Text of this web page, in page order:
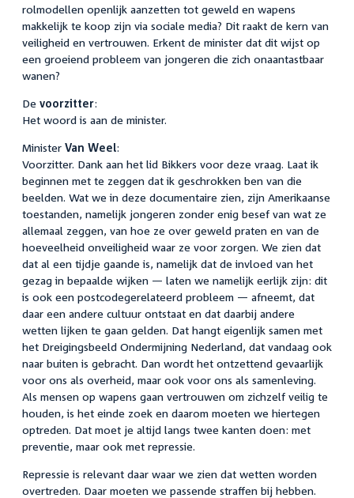
rolmodellen openlijk aanzetten tot geweld en wapens
makkelijk te koop zijn via sociale media? Dit raakt de kern van
veiligheid en vertrouwen. Erkent de minister dat dit wijst op
een groeiend probleem van jongeren die zich onaantastbaar
wanen?
De voorzitter:
Het woord is aan de minister.
Minister Van Weel:
Voorzitter. Dank aan het lid Bikkers voor deze vraag. Laat ik
beginnen met te zeggen dat ik geschrokken ben van die
beelden. Wat we in deze documentaire zien, zijn Amerikaanse
toestanden, namelijk jongeren zonder enig besef van wat ze
allemaal zeggen, van hoe ze over geweld praten en van de
hoeveelheid onveiligheid waar ze voor zorgen. We zien dat
dat al een tijdje gaande is, namelijk dat de invloed van het
gezag in bepaalde wijken — laten we namelijk eerlijk zijn: dit
is ook een postcodegerelateerd probleem — afneemt, dat
daar een andere cultuur ontstaat en dat daarbij andere
wetten lijken te gaan gelden. Dat hangt eigenlijk samen met
het Dreigingsbeeld Ondermijning Nederland, dat vandaag ook
naar buiten is gebracht. Dan wordt het ontzettend gevaarlijk
voor ons als overheid, maar ook voor ons als samenleving.
Als mensen op wapens gaan vertrouwen om zichzelf veilig te
houden, is het einde zoek en daarom moeten we hiertegen
optreden. Dat moet je altijd langs twee kanten doen: met
preventie, maar ook met repressie.
Repressie is relevant daar waar we zien dat wetten worden
overtreden. Daar moeten we passende straffen bij hebben.